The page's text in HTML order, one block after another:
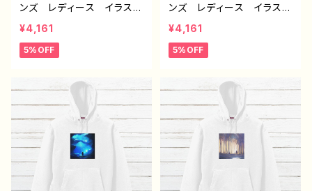
ンズ レディース イラス
ト 風景 綺麗 景色 美
しい エモい かっこい
い おすすめ 個性的 人
エイター 絵師 オリジナ
ル デザイン グッズ ：海
底洞窟都市 作：J.タネ
ダ F-5
¥4,161
5%OFF
ンズ レディース イラス
ト 風景 綺麗 景色 美
しい エモい かっこい
い おすすめ 個性的 人
エイター 絵師 オリジナ
ル デザイン グッズ タイ
トル：水没の九龍城砦 作：
J.タネダ F-5
¥4,161
5%OFF